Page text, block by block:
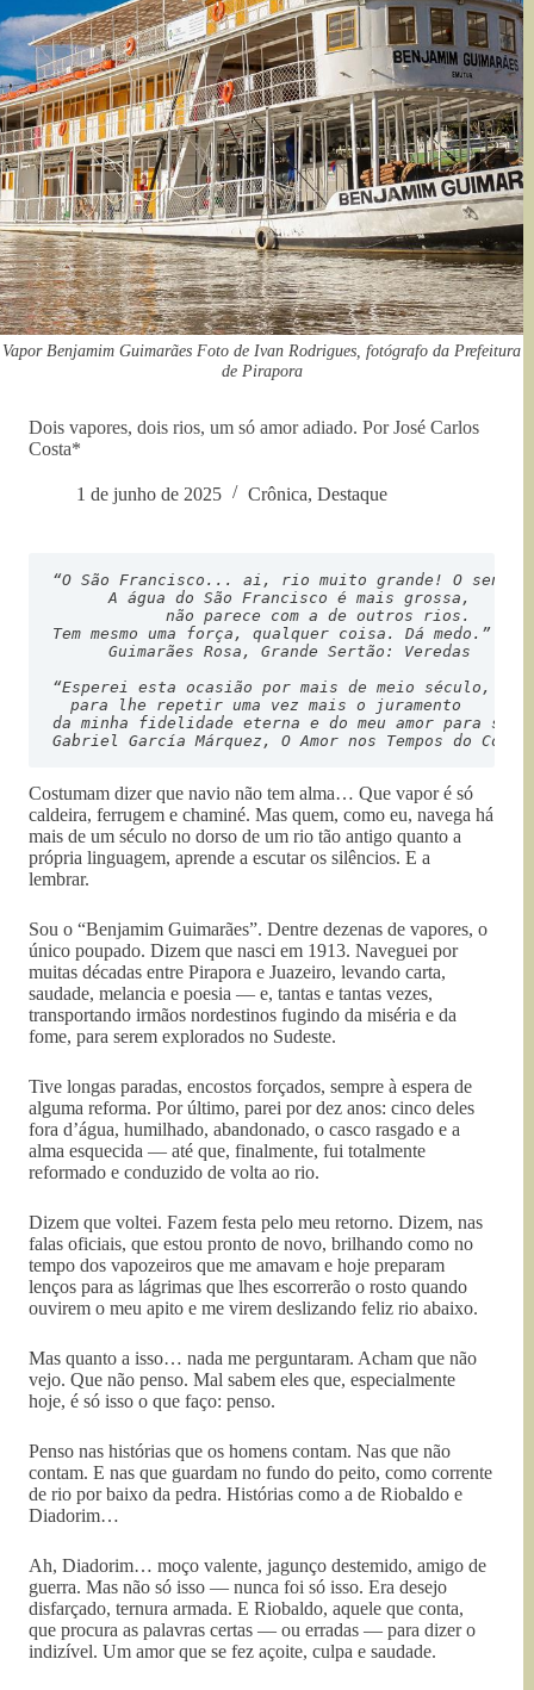
Vapor Benjamim Guimarães Foto de Ivan Rodrigues, fotógrafo da Prefeitura
de Pirapora
Dois vapores, dois rios, um só amor adiado. Por José Carlos
Costa*
1 de junho de 2025 Crônica, Destaque
“O São Francisco... ai, rio muito grande! O
Tem mesmo uma força, qualquer coisa. Dá medo.”
Guimarães Rosa, Grande Sertão: Veredas
para lhe repetir uma vez mais o juramento
Gabriel García Márquez, O Amor nos Tempos do
Costumam dizer que navio não tem alma… Que vapor é só
caldeira, ferrugem e chaminé. Mas quem, como eu, navega há
mais de um século no dorso de um rio tão antigo quanto a
própria linguagem, aprende a escutar os silêncios. E a
lembrar.
Sou o “Benjamim Guimarães”. Dentre dezenas de vapores, o
único poupado. Dizem que nasci em 1913. Naveguei por
muitas décadas entre Pirapora e Juazeiro, levando carta,
saudade, melancia e poesia — e, tantas e tantas vezes,
transportando irmãos nordestinos fugindo da miséria e da
fome, para serem explorados no Sudeste.
Tive longas paradas, encostos forçados, sempre à espera de
alguma reforma. Por último, parei por dez anos: cinco deles
fora d’água, humilhado, abandonado, o casco rasgado e a
alma esquecida — até que, finalmente, fui totalmente
reformado e conduzido de volta ao rio.
Dizem que voltei. Fazem festa pelo meu retorno. Dizem, nas
falas oficiais, que estou pronto de novo, brilhando como no
tempo dos vapozeiros que me amavam e hoje preparam
lenços para as lágrimas que lhes escorrerão o rosto quando
ouvirem o meu apito e me virem deslizando feliz rio abaixo.
Mas quanto a isso… nada me perguntaram. Acham que não
vejo. Que não penso. Mal sabem eles que, especialmente
hoje, é só isso o que faço: penso.
Penso nas histórias que os homens contam. Nas que não
contam. E nas que guardam no fundo do peito, como corrente
de rio por baixo da pedra. Histórias como a de Riobaldo e
Diadorim…
Ah, Diadorim… moço valente, jagunço destemido, amigo de
guerra. Mas não só isso — nunca foi só isso. Era desejo
disfarçado, ternura armada. E Riobaldo, aquele que conta,
que procura as palavras certas — ou erradas — para dizer o
indizível. Um amor que se fez açoite, culpa e saudade.